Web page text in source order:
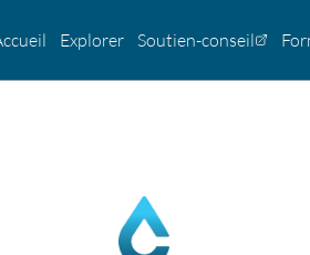
Explorer Soutien-conseil